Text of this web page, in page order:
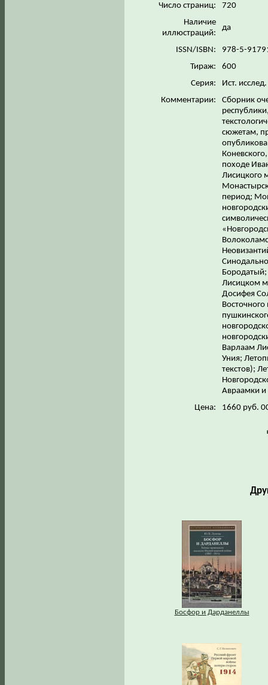
Число страниц:
720
Наличие
иллюстраций:
да
ISSN/ISBN:
978-5-
Тираж:
600
Серия:
Ист. исслед.
Комментарии:
Сборник
сюжетам,
походе
Лисицкого
период;
Бородатый;
Лисицком
Досифея
Восточного
Варлаам
Уния;
текстов);
Авраамки
Цена:
1660 руб.
Босфор и Дарданеллы